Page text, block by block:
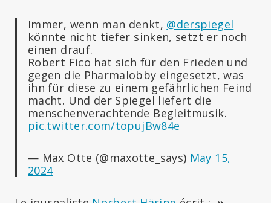
Immer, wenn man denkt, @derspiegel
könnte nicht tiefer sinken, setzt er noch
einen drauf.
Robert Fico hat sich für den Frieden und
gegen die Pharmalobby eingesetzt, was
ihn für diese zu einem gefährlichen Feind
macht. Und der Spiegel liefert die
menschenverachtende Begleitmusik.
pic.twitter.com/topujBw84e
— Max Otte (@maxotte_says) May 15,
2024